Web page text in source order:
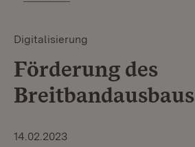
Digitalisierung
Förderung des
Breitbandausbaus
14.02.2023